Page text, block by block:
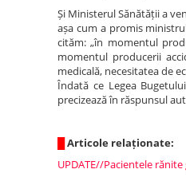
Și Ministerul Sănătății a
așa cum a promis
cităm: „în momentul
momentul producerii
medicală, necesitatea de
Îndată ce Legea
precizează în răspunsul
Articole relaționate:
UPDATE//Pacientele